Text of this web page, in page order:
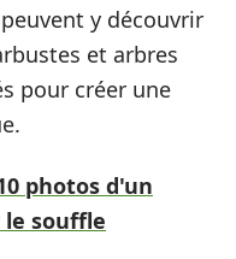
y découvrir
et arbres
pour créer une
photos d'un
le souffle